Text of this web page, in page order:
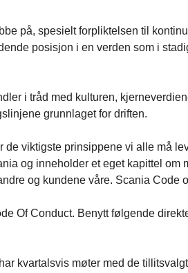
på, spesielt forpliktelsen til
posisjon i en verden som i
i tråd med kulturen,
grunnlaget for driften.
viktigste prinsippene vi alle må
og inneholder et eget kapittel
og kundene våre. Scania
Of Conduct. Benytt følgende
kvartalsvis møter med de